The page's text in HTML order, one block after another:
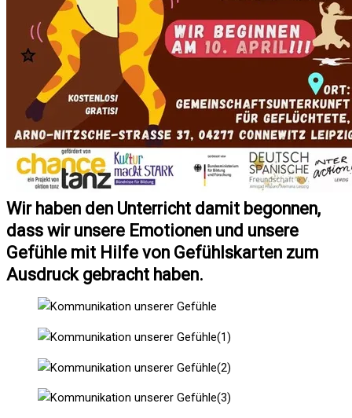
Wir haben den Unterricht damit begonnen,
dass wir unsere Emotionen und unsere
Gefühle mit Hilfe von Gefühlskarten zum
Ausdruck gebracht haben.